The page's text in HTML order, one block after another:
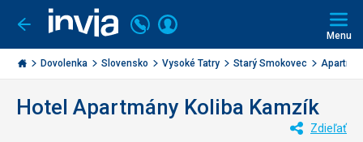
Ísť
späť
Invia.sk
Volajte
+421
2
3221
Prihlásiť
Menu
Dovolenka Slovensko Vysoké Tatry Starý Smokovec
Hotel Apartmány Koliba Kamzík
Zdieľať